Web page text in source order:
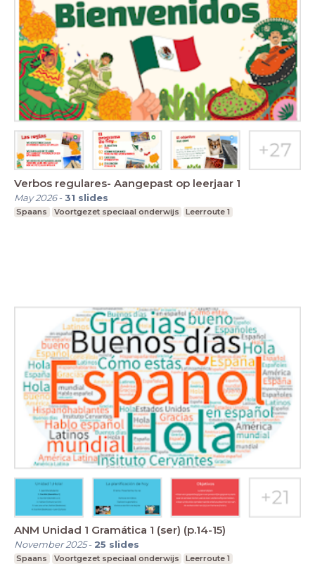
Verbos regulares- Aangepast op leerjaar 1
May 2026-31 slides
Spaans Voortgezet speciaal onderwijs Leerroute 1
ANM Unidad 1 Gramática 1 (ser) (p.14-15)
November 2025- 25 slides
Spaans Voortgezet speciaal onderwijs Leerroute 1